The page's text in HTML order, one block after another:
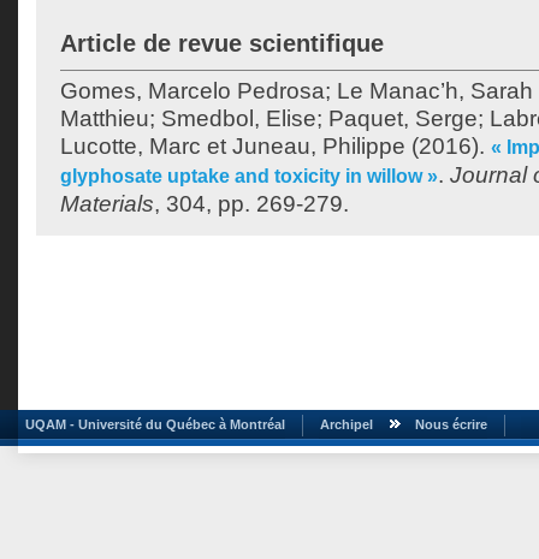
Article de revue scientifique
Gomes, Marcelo Pedrosa; Le Manac’h,
Matthieu; Smedbol, Elise; Paquet, Serge;
Lucotte, Marc et Juneau, Philippe (2016). «
glyphosate uptake and toxicity in willow ». Journal
Materials, 304, pp. 269-279.
UQAM - Université du Québec à Montréal Archipel Nous écrire